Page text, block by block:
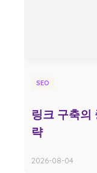
SEO
링크 구축의
략
2026-08-04